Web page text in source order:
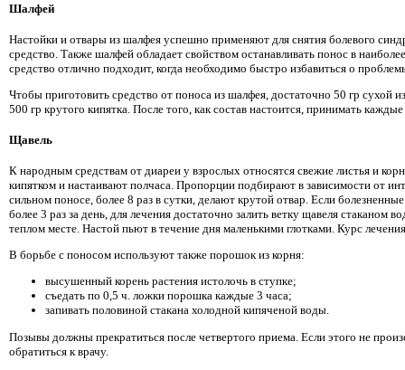
Шалфей
Настойки и отвары из шалфея успешно применяют для снятия болевого
средство. Также шалфей обладает свойством останавливать понос в
средство отлично подходит, когда необходимо быстро избавиться о
Чтобы приготовить средство от поноса из шалфея, достаточно 50 гр сухой
500 гр крутого кипятка. После того, как состав настоится, принимать
Щавель
К народным средствам от диареи у взрослых относятся свежие листья и
кипятком и настаивают полчаса. Пропорции подбирают в зависимости от
сильном поносе, более 8 раз в сутки, делают крутой отвар. Если
более 3 раз за день, для лечения достаточно залить ветку щавеля стаканом
теплом месте. Настой пьют в течение дня маленькими глотками. Курс
В борьбе с поносом используют также порошок из корня:
высушенный корень растения истолочь в ступке;
съедать по 0,5 ч. ложки порошка каждые 3 часа;
запивать половиной стакана холодной кипяченой воды.
Позывы должны прекратиться после четвертого приема. Если этого не
обратиться к врачу.